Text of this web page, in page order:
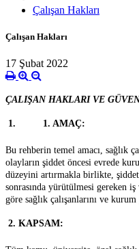
Çalışan Hakları
Çalışan Hakları
17 Şubat 2022
ÇALIŞAN HAKLARI VE
1. 1. AMAÇ:
Bu rehberin temel amacı, sağlık
olayların şiddet öncesi evrede
düzeyini artırmakla birlikte,
sonrasında yürütülmesi gereken
göre sağlık çalışanlarını ve
2. KAPSAM: